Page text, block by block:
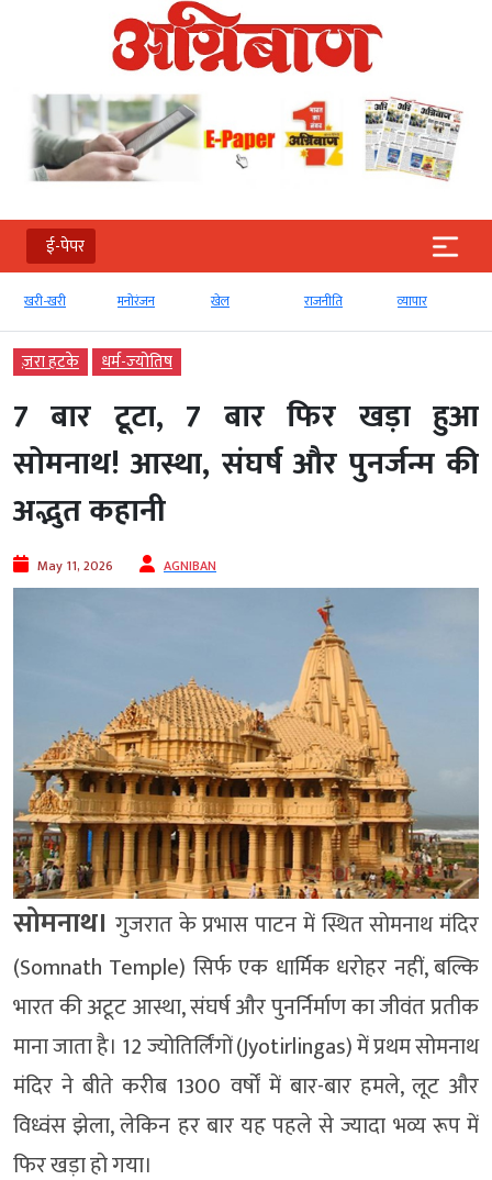
ई-पेपर
खरी-खरी मनोरंजन खेल राजनीति व्‍यापार
ज़रा हटके धर्म-ज्‍योतिष
7 बार टूटा, 7 बार फिर खड़ा हुआ
सोमनाथ! आस्था, संघर्ष और पुनर्जन्म की
अद्भुत कहानी
May 11, 2026 AGNIBAN
सोमनाथ। गुजरात के प्रभास पाटन में स्थित सोमनाथ मंदिर
(Somnath Temple) सिर्फ एक धार्मिक धरोहर नहीं, बल्कि
भारत की अटूट आस्था, संघर्ष और पुनर्निर्माण का जीवंत प्रतीक
माना जाता है। 12 ज्योतिर्लिंगों (Jyotirlingas) में प्रथम सोमनाथ
मंदिर ने बीते करीब 1300 वर्षों में बार-बार हमले, लूट और
विध्वंस झेला, लेकिन हर बार यह पहले से ज्यादा भव्य रूप में
फिर खड़ा हो गया।